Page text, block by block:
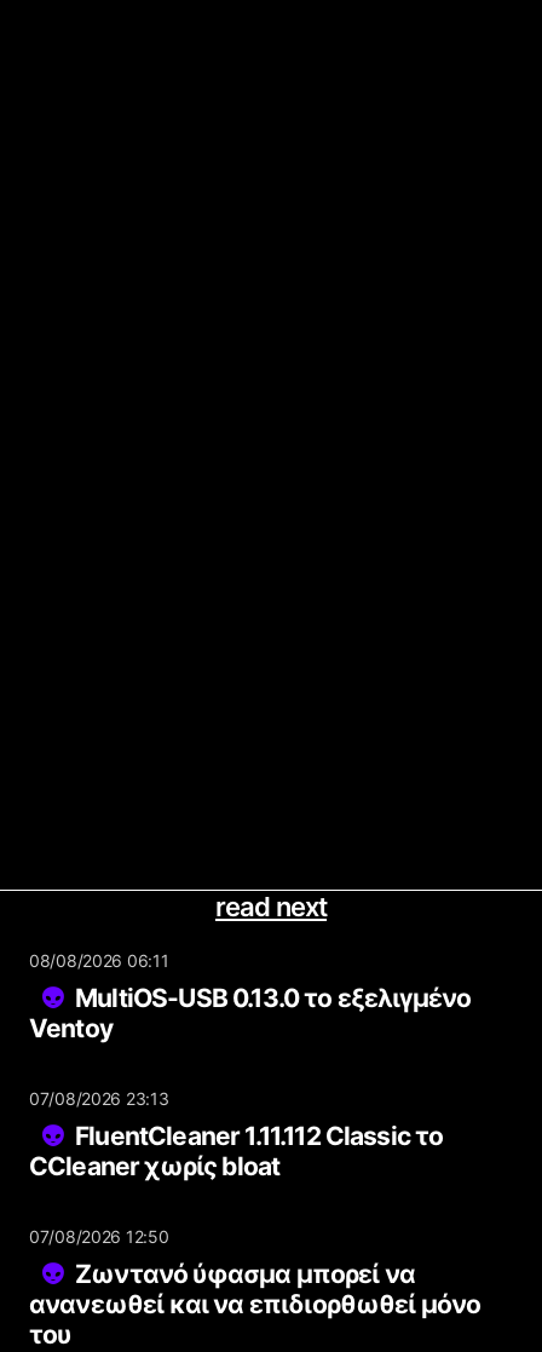
read next
08/08/2026 06:11
MultiOS-USB 0.13.0 το εξελιγμένο
Ventoy
07/08/2026 23:13
FluentCleaner 1.11.112 Classic το
CCleaner χωρίς bloat
07/08/2026 12:50
Ζωντανό ύφασμα μπορεί να
ανανεωθεί και να επιδιορθωθεί μόνο
του